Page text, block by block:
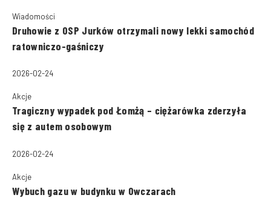
Wiadomości
Druhowie z OSP Jurków otrzymali nowy lekki samochód
ratowniczo-gaśniczy
2026-02-24
Akcje
Tragiczny wypadek pod Łomżą – ciężarówka zderzyła
się z autem osobowym
2026-02-24
Akcje
Wybuch gazu w budynku w Owczarach